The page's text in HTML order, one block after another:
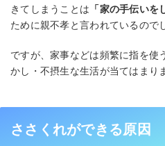
きてしまうことは 「家の手伝いを
ために親不孝と言われているので
ですが、家事などは頻繁に指を使
かし・不摂生な生活が当てはまり
ささくれができる原因